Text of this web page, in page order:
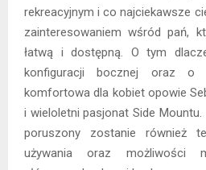
rekreacyjnym i co najciekawsze
zainteresowaniem wśród pań,
łatwą i dostępną. O tym
konfiguracji bocznej oraz
komfortowa dla kobiet opowie
i wieloletni pasjonat Side
poruszony zostanie również
używania oraz możliwości